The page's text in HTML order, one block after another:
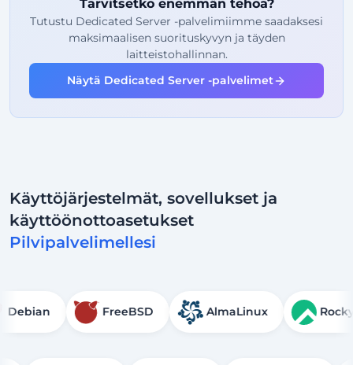
Varmuuskopiopisteet
24/7Asiantuntijatuki
Tarvitsetko enemmän tehoa?
Tutustu Dedicated Server -palvelimiimme saadaksesi
maksimaalisen suorituskyvyn ja täyden
laitteistohallinnan.
Näytä Dedicated Server -palvelimet
Käyttöjärjestelmät, sovellukset ja
käyttöönottoasetukset
Pilvipalvelimellesi
Debian FreeBSD AlmaLinux